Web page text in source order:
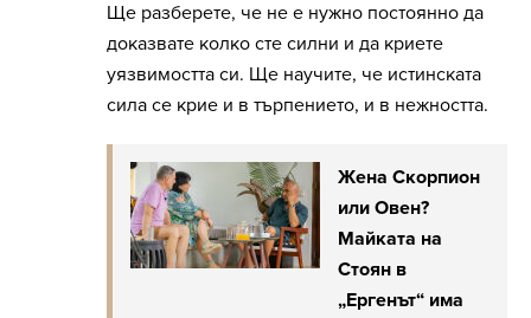
Ще разберете, че не е нужно постоянно да
доказвате колко сте силни и да криете
уязвимостта си. Ще научите, че истинската
сила се крие и в търпението, и в нежността.
Жена Скорпион
или Овен?
Майката на
Стоян в
„Ергенът“ има